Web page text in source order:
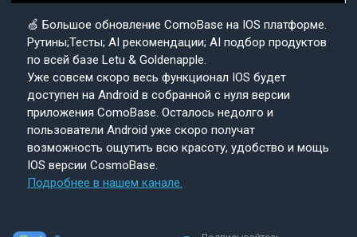
🍏 Большое обновление ComoBase на IOS платформе.
Рутины;Тесты; AI рекомендации; AI подбор продуктов
по всей базе Letu & Goldenapple.
Уже совсем скоро весь функционал IOS будет
доступен на Android в собранной с нуля версии
приложения ComoBase. Осталось недолго и
пользователи Android уже скоро получат
возможность ощутить всю красоту, удобство и мощь
IOS версии CosmoBase.
Подробнее в нашем канале.